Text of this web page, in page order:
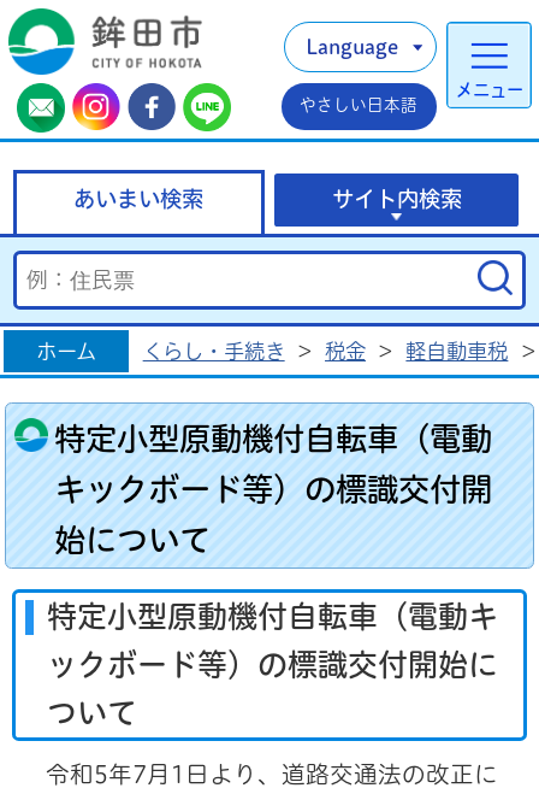
メニュー
Language
やさしい日本語
あいまい検索 サイト内検索
ホーム くらし・手続き > 税金 > 軽自動車税 >
特定小型原動機付自転車（電動
キックボード等）の標識交付開
始について
特定小型原動機付自転車（電動キ
ックボード等）の標識交付開始に
ついて
令和5年7月1日より、道路交通法の改正に